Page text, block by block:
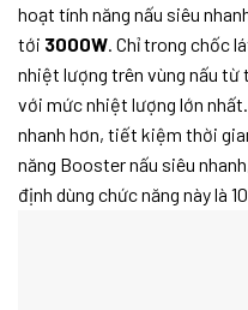
hoạt tính năng nấu siêu
tới 3000W . Chỉ trong chốc
nhiệt lượng trên vùng nấu từ
với mức nhiệt lượng lớn
nhanh hơn, tiết kiệm thời
năng Booster nấu siêu
định dùng chức năng này là